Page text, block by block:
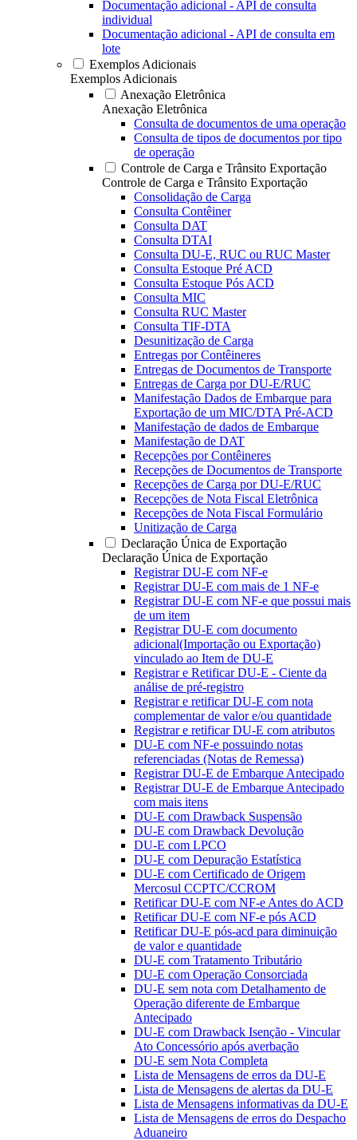
Documentação adicional - API de consulta
individual
Documentação adicional - API de consulta em
lote
Exemplos Adicionais
Exemplos Adicionais
Anexação Eletrônica
Anexação Eletrônica
Consulta de documentos de uma operação
Consulta de tipos de documentos por tipo
de operação
Controle de Carga e Trânsito Exportação
Controle de Carga e Trânsito Exportação
Consolidação de Carga
Consulta Contêiner
Consulta DAT
Consulta DTAI
Consulta DU-E, RUC ou RUC Master
Consulta Estoque Pré ACD
Consulta Estoque Pós ACD
Consulta MIC
Consulta RUC Master
Consulta TIF-DTA
Desunitização de Carga
Entregas por Contêineres
Entregas de Documentos de Transporte
Entregas de Carga por DU-E/RUC
Manifestação Dados de Embarque para
Exportação de um MIC/DTA Pré-ACD
Manifestação de dados de Embarque
Manifestação de DAT
Recepções por Contêineres
Recepções de Documentos de Transporte
Recepções de Carga por DU-E/RUC
Recepções de Nota Fiscal Eletrônica
Recepções de Nota Fiscal Formulário
Unitização de Carga
Declaração Única de Exportação
Declaração Única de Exportação
Registrar DU-E com NF-e
Registrar DU-E com mais de 1 NF-e
Registrar DU-E com NF-e que possui mais
de um item
Registrar DU-E com documento
adicional(Importação ou Exportação)
vinculado ao Item de DU-E
Registrar e Retificar DU-E - Ciente da
análise de pré-registro
Registrar e retificar DU-E com nota
complementar de valor e/ou quantidade
Registrar e retificar DU-E com atributos
DU-E com NF-e possuindo notas
referenciadas (Notas de Remessa)
Registrar DU-E de Embarque Antecipado
Registrar DU-E de Embarque Antecipado
com mais itens
DU-E com Drawback Suspensão
DU-E com Drawback Devolução
DU-E com LPCO
DU-E com Depuração Estatística
DU-E com Certificado de Origem
Mercosul CCPTC/CCROM
Retificar DU-E com NF-e Antes do ACD
Retificar DU-E com NF-e pós ACD
Retificar DU-E pós-acd para diminuição
de valor e quantidade
DU-E com Tratamento Tributário
DU-E com Operação Consorciada
DU-E sem nota com Detalhamento de
Operação diferente de Embarque
Antecipado
DU-E com Drawback Isenção - Vincular
Ato Concessório após averbação
DU-E sem Nota Completa
Lista de Mensagens de erros da DU-E
Lista de Mensagens de alertas da DU-E
Lista de Mensagens informativas da DU-E
Lista de Mensagens de erros do Despacho
Aduaneiro